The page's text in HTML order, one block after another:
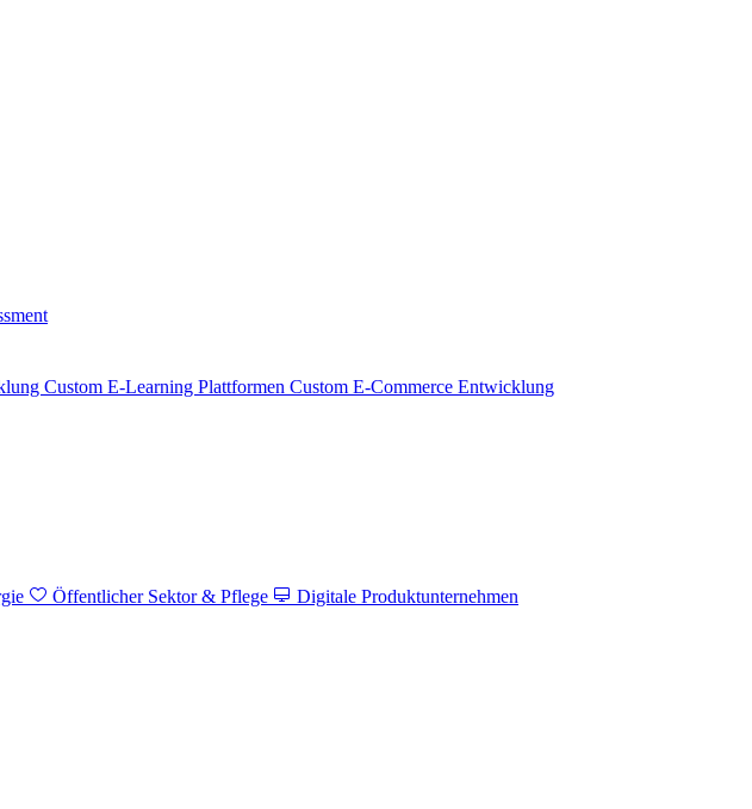
Custom E-Learning Plattformen Custom E-Commerce Entwicklung
Öffentlicher Sektor & Pflege
Digitale Produktunternehmen